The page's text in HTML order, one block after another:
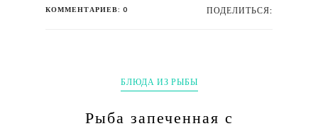
КОММЕНТАРИЕВ: 0 ПОДЕЛИТЬСЯ:
БЛЮДА ИЗ РЫБЫ
Рыба запеченная с